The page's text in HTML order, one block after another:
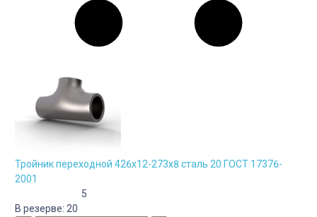
Тройник переходной 426х12-273х8 сталь 20 ГОСТ 17376-
2001
5
В резерве: 20